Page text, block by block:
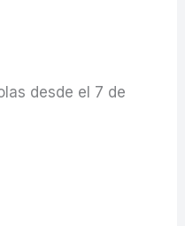
desde el 7 de